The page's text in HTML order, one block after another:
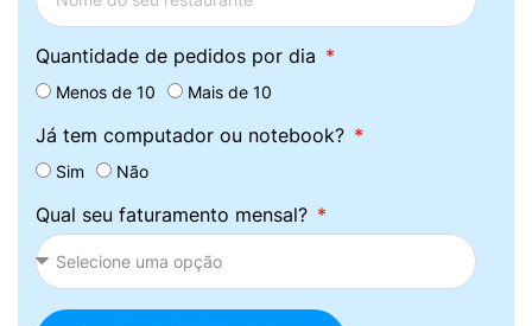
Quantidade de pedidos por dia
Menos de 10 Mais de 10
Já tem computador ou notebook?
Sim Não
Qual seu faturamento mensal?